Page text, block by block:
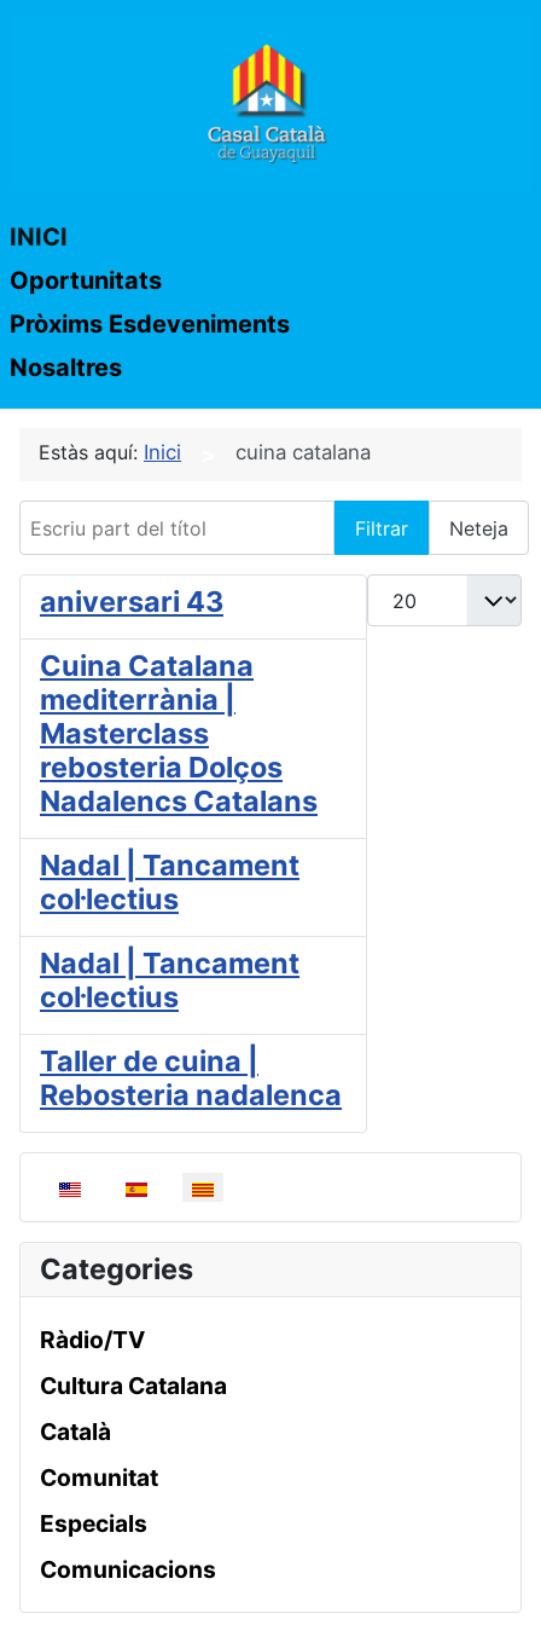
INICI
Oportunitats
Pròxims Esdeveniments
Nosaltres
Estàs aquí: Inici cuina catalana
Escriu part del títol
Filtrar Neteja
Mostrar #
aniversari 43
Cuina Catalana
mediterrània |
Masterclass
rebosteria Dolços
Nadalencs Catalans
Nadal | Tancament
col·lectius
Nadal | Tancament
col·lectius
Taller de cuina |
Rebosteria nadalenca
Seleccioni el seu idioma
Categories
Ràdio/TV
Cultura Catalana
Català
Comunitat
Especials
Comunicacions